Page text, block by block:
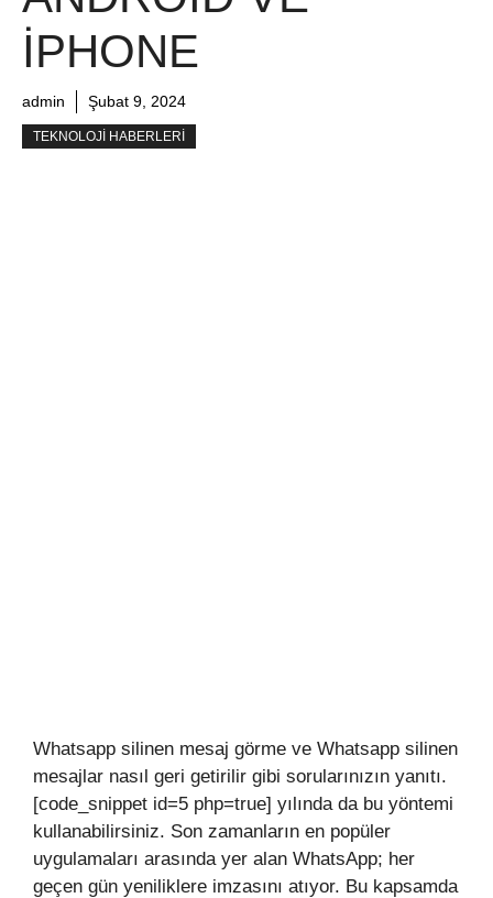
IPHONE
admin Şubat 9, 2024
TEKNOLOJI HABERLERI
Whatsapp silinen mesaj görme ve Whatsapp silinen
mesajlar nasıl geri getirilir gibi sorularınızın yanıtı.
[code_snippet id=5 php=true] yılında da bu yöntemi
kullanabilirsiniz. Son zamanların en popüler
uygulamaları arasında yer alan WhatsApp; her
geçen gün yeniliklere imzasını atıyor. Bu kapsamda